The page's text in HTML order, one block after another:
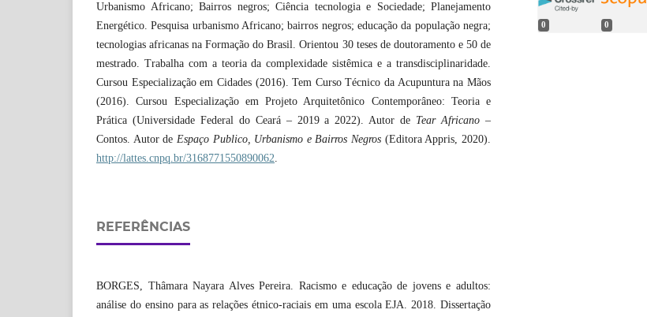
Urbanismo Africano; Bairros negros; Ciência tecnologia e Sociedade; Planejamento
Energético. Pesquisa urbanismo Africano; bairros negros; educação da população negra;
tecnologias africanas na Formação do Brasil. Orientou 30 teses de doutoramento e 50 de
mestrado. Trabalha com a teoria da complexidade sistêmica e a transdisciplinaridade.
Cursou Especialização em Cidades (2016). Tem Curso Técnico da Acupuntura na Mãos
(2016). Cursou Especialização em Projeto Arquitetônico Contemporâneo: Teoria e
Prática (Universidade Federal do Ceará – 2019 a 2022). Autor de Tear Africano –
Contos. Autor de Espaço Publico, Urbanismo e Bairros Negros (Editora Appris, 2020).
http://lattes.cnpq.br/3168771550890062.
REFERÊNCIAS
BORGES, Thâmara Nayara Alves Pereira. Racismo e educação de jovens e adultos:
análise do ensino para as relações étnico-raciais em uma escola EJA. 2018. Dissertação
0 0